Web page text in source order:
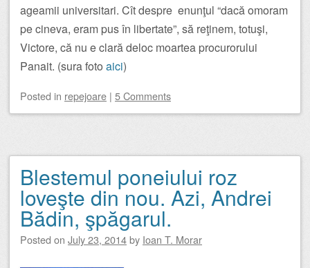
ageamii universitari. Cît despre enunţul “dacă omoram
pe cineva, eram pus în libertate”, să reţinem, totuşi,
Victore, că nu e clară deloc moartea procurorului
Panait. (sura foto aici)
Posted in repejoare | 5 Comments
Blestemul poneiului roz
loveşte din nou. Azi, Andrei
Bădin, şpăgarul.
Posted on July 23, 2014by Ioan T. Morar